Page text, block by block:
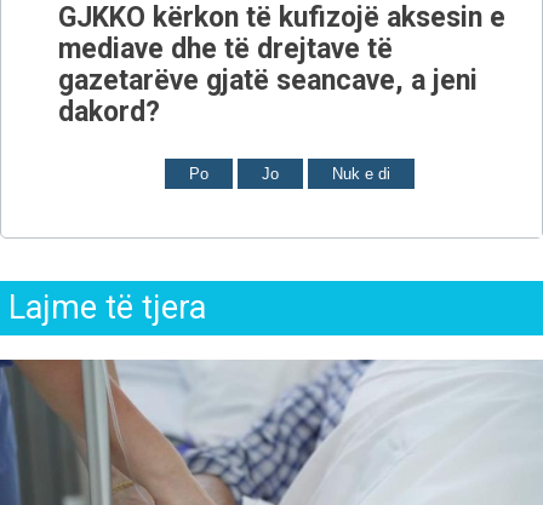
GJKKO kërkon të kufizojë aksesin e
mediave dhe të drejtave të
gazetarëve gjatë seancave, a jeni
dakord?
Po Jo Nuk e di
Lajme të tjera